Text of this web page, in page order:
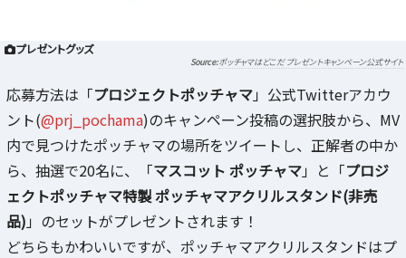
プレゼントグッズ
ポッチャマはどこだ プレゼントキャンペーン公式サイト
応募方法は「プロジェクトポッチャマ」公式Twitterアカウ
ント(@prj_pochama)のキャンペーン投稿の選択肢から、MV
内で見つけたポッチャマの場所をツイートし、正解者の中か
ら、抽選で20名に、「マスコット ポッチャマ」と「プロジ
ェクトポッチャマ特製 ポッチャマアクリルスタンド(非売
品) 」のセットがプレゼントされます！
どちらもかわいいですが、ポッチャマアクリルスタンドはプ